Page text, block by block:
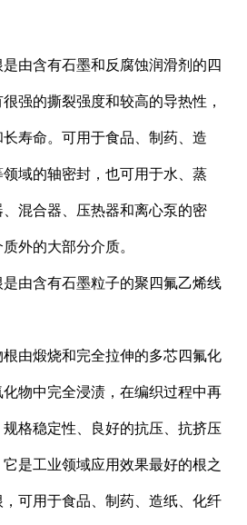
由含有石墨和反腐蚀润滑剂的四
强的撕裂强度和较高的导热性，
寿命。可用于食品、制药、造
域的轴密封，也可用于水、蒸
混合器、压热器和离心泵的密
外的大部分介质。
由含有石墨粒子的聚四氟乙烯线
由煅烧和完全拉伸的多芯四氟化
物中完全浸渍，在编织过程中再
格稳定性、良好的抗压、抗挤压
是工业领域应用效果最好的根之
可用于食品、制药、造纸、化纤